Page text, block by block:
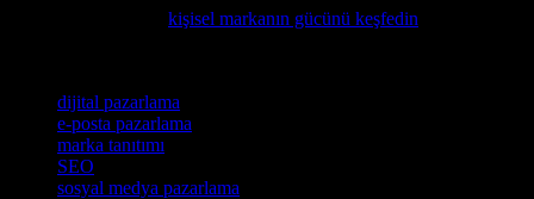
kişisel markanın gücünü keşfedin
dijital pazarlama
e-posta pazarlama
marka tanıtımı
SEO
sosyal medya pazarlama